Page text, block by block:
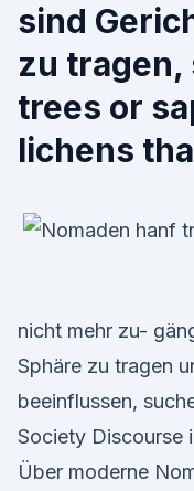
sind
zu tragen,
trees or
lichens
nicht mehr zu-
Sphäre zu tragen
beeinflussen,
Society Discourse
Über moderne